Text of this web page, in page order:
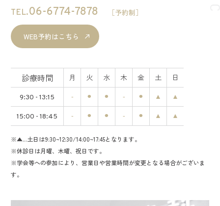
TEL.06-6774-7878 ［予約制］
WEB予約はこちら
診療時間 月 火 水 木 金 土 日
9:30 - 13:15 - ⚫︎ ⚫︎ - ⚫︎ ▲ ▲
15:00 - 18:45 - ⚫︎ ⚫︎ - ⚫︎ ▲ ▲
※▲...土日は9:30~12:30/14:00~17:45となります。
※休診日は月曜、木曜、祝日です。
※学会等への参加により、営業日や営業時間が変更となる場合がございま
す。